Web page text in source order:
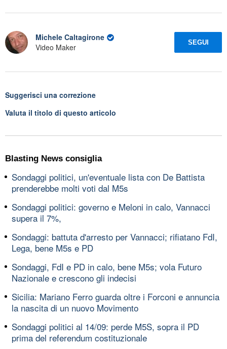
Michele Caltagirone
Video Maker
SEGUI
Suggerisci una correzione
Valuta il titolo di questo articolo
Blasting News consiglia
Sondaggi politici, un'eventuale lista con De Battista
prenderebbe molti voti dal M5s
Sondaggi politici: governo e Meloni in calo, Vannacci
supera il 7%,
Sondaggi: battuta d'arresto per Vannacci; rifiatano FdI,
Lega, bene M5s e PD
Sondaggi, FdI e PD in calo, bene M5s; vola Futuro
Nazionale e crescono gli indecisi
Sicilia: Mariano Ferro guarda oltre i Forconi e annuncia
la nascita di un nuovo Movimento
Sondaggi politici al 14/09: perde M5S, sopra il PD
prima del referendum costituzionale